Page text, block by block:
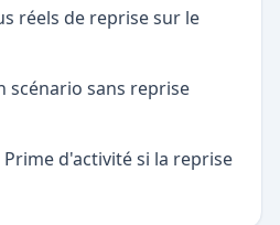
réels de reprise sur le
scénario sans reprise
d'activité si la reprise